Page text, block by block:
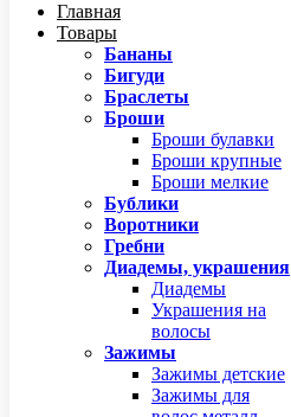
Главная
Товары
Бананы
Бигуди
Браслеты
Броши
Броши булавки
Броши крупные
Броши мелкие
Бублики
Воротники
Гребни
Диадемы, украшения
Диадемы
Украшения на
волосы
Зажимы
Зажимы детские
Зажимы для